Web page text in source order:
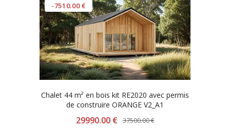
-7510.00 €
Chalet 44 m² en bois kit RE2020 avec permis
de construire ORANGE V2_A1
29990.00 € 37500.00 €